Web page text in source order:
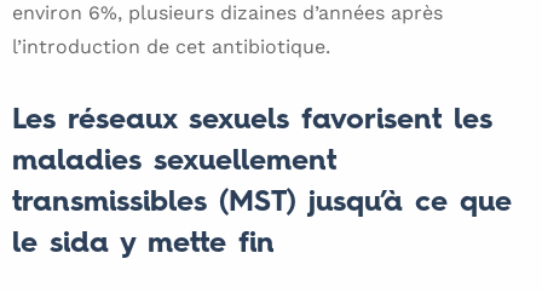
environ 6%, plusieurs dizaines d’années après
l’introduction de cet antibiotique.
Les réseaux sexuels favorisent les
maladies sexuellement
transmissibles (MST) jusqu’à ce que
le sida y mette fin